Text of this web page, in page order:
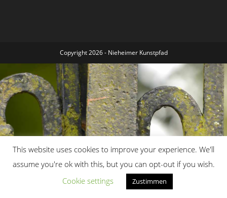
Copyright 2026 - Nieheimer Kunstpfad
This website uses cookies to improve your experience. We'll
assume you're ok with this, but you can opt-out if you wish.
Cookie settings
Zustimmen